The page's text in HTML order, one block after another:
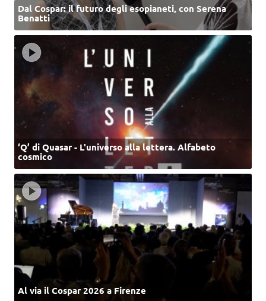
Dal Cospar: il futuro degli esopianeti, con Serena
Benatti
‘Q’ di Quasar - L'universo alla lettera. Alfabeto
cosmico
Al via il Cospar 2026 a Firenze